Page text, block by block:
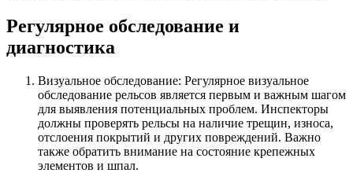
Регулярное обследование и
диагностика
Визуальное обследование: Регулярное визуальное
обследование рельсов является первым и важным шагом
для выявления потенциальных проблем. Инспекторы
должны проверять рельсы на наличие трещин, износа,
отслоения покрытий и других повреждений. Важно
также обратить внимание на состояние крепежных
элементов и шпал.